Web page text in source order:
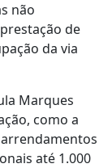
não
de
da via
Marques
como a
até 1.000